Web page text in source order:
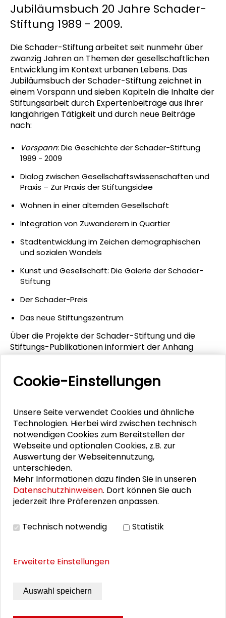
Jubiläumsbuch 20 Jahre Schader-
Stiftung 1989 - 2009.
Die Schader-Stiftung arbeitet seit nunmehr über
zwanzig Jahren an Themen der gesellschaftlichen
Entwicklung im Kontext urbanen Lebens. Das
Jubiläumsbuch der Schader-Stiftung zeichnet in
einem Vorspann und sieben Kapiteln die Inhalte der
Stiftungsarbeit durch Expertenbeiträge aus ihrer
langjährigen Tätigkeit und durch neue Beiträge
nach:
Vorspann: Die Geschichte der Schader-Stiftung
1989 - 2009
Dialog zwischen Gesellschaftswissenschaften und
Praxis – Zur Praxis der Stiftungsidee
Wohnen in einer alternden Gesellschaft
Integration von Zuwanderern in Quartier
Stadtentwicklung im Zeichen demographischen
und sozialen Wandels
Kunst und Gesellschaft: Die Galerie der Schader-
Stiftung
Der Schader-Preis
Das neue Stiftungszentrum
Über die Projekte der Schader-Stiftung und die
Stiftungs-Publikationen informiert der Anhang
Projekte, Publikationen, Personen.
Die Gestaltung des Bandes lag in den Händen von
Leander Eisenmann und Simone Ackermann, beide
Geschäft gibt es keine Mathematik“ als eines der
schönsten deutschen Bücher 2010 aus.
Schader-Stiftung (Hrsg.)
Schader-Stiftung, Darmstadt 2010, 461 Seiten
Schutzgebühr: kostenfrei
Bestell-Nr: 0045
*Schutzgebühr, zzgl. 3,00 EUR Versand- und
Verpackungskosten. Versandfertig in 3 - 5 Werktagen
Cookie-Einstellungen
Unsere Seite verwendet Cookies und ähnliche
Technologien. Hierbei wird zwischen technisch
notwendigen Cookies zum Bereitstellen der
Webseite und optionalen Cookies, z.B. zur
Auswertung der Webseitennutzung,
unterschieden.
Mehr Informationen dazu finden Sie in unseren
Datenschutzhinweisen. Dort können Sie auch
jederzeit Ihre Präferenzen anpassen.
Technisch notwendig Statistik
Erweiterte Einstellungen
Auswahl speichern